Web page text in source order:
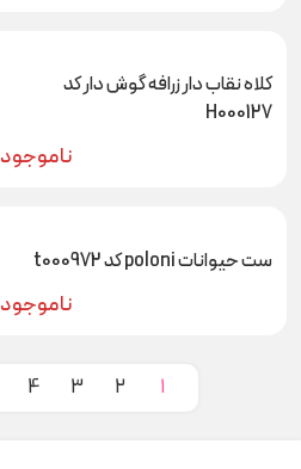
کلاه نقاب دار زرافه گوش دار کد
H000127
ناموجود
ست حیوانات poloni کد t000972
ناموجود
1
2
3
4